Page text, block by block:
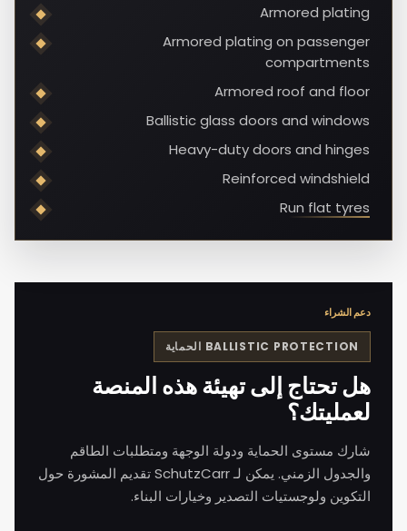
Armored plating
Armored plating on passenger
compartments
Armored roof and floor
Ballistic glass doors and windows
Heavy-duty doors and hinges
Reinforced windshield
Run flat tyres
دعم الشراء
BALLISTIC PROTECTION الحماية
هل تحتاج إلى تهيئة هذه المنصة
لعمليتك؟
شارك مستوى الحماية ودولة الوجهة ومتطلبات الطاقم
والجدول الزمني. يمكن لـ SchutzCarr تقديم المشورة حول
التكوين ولوجستيات التصدير وخيارات البناء.